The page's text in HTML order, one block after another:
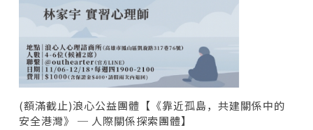
(額滿截止)浪心公益團體【《靠近孤島，共建關係中的
安全港灣》 ─ 人際關係探索團體】